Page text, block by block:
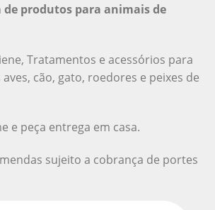
de produtos para animais de
Tratamentos e acessórios para
cão, gato, roedores e peixes de
e peça entrega em casa.
sujeito a cobrança de portes